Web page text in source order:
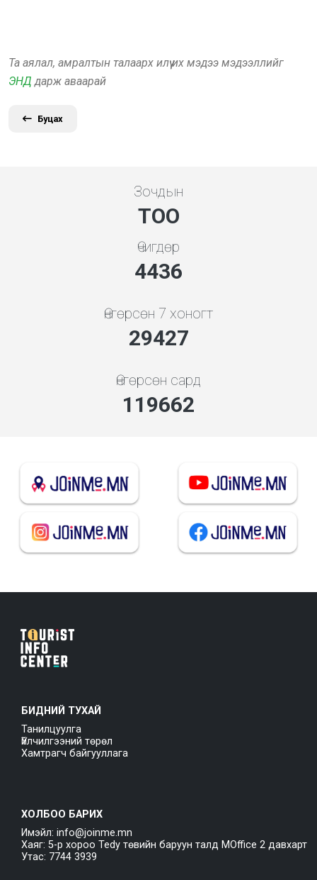
Та аялал, амралтын талаарх илүү их мэдээ мэдээллийг
ЭНД дарж аваарай
Буцах
Зочдын
ТОО
Өчигдөр
4948
Өнгөрсөн 7 хоногт
32822
Өнгөрсөн сард
133470
БИДНИЙ ТУХАЙ
Танилцуулга
Үйлчилгээний төрөл
Хамтрагч байгууллага
ХОЛБОО БАРИХ
Имэйл: info@joinme.mn
Хаяг: 5-р хороо Tedy төвийн баруун талд MOffice 2 давхарт
Утас: 7744 3939